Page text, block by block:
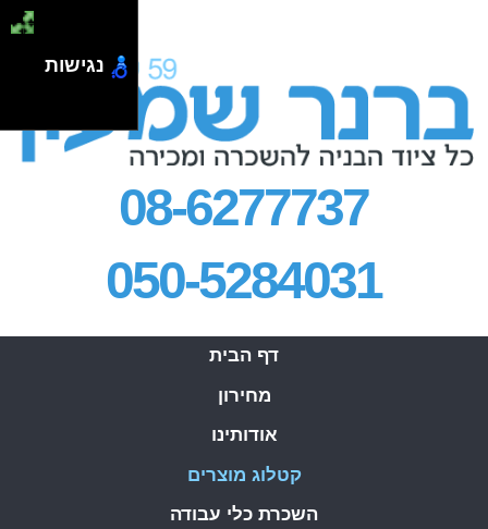
08-6277737
050-5284031
דף הבית
מחירון
אודותינו
קטלוג מוצרים
השכרת כלי עבודה
נגישות